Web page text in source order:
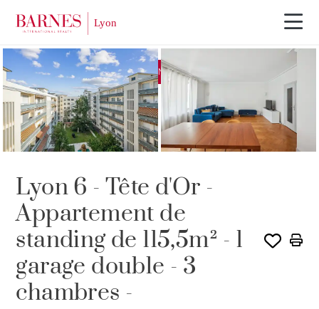
EXCLUSIVITÉ VENDU PAR BARNES
Lyon 6 - Tête d'Or -
Appartement de
standing de 115,5m² - 1
garage double - 3
chambres -